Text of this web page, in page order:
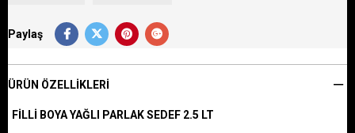
Paylaş
ÜRÜN ÖZELLIKLERI
FİLLİ BOYA YAĞLI PARLAK SEDEF 2.5 LT